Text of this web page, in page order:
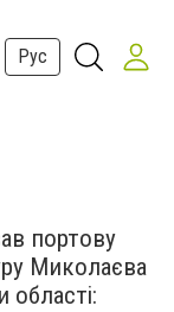
Рус
портову
Миколаєва
області: